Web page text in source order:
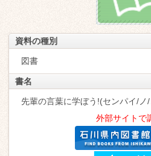
資料の種別
図書
書名
先輩の言葉に学ぼう!(センパイ/ノ
外部サイトで